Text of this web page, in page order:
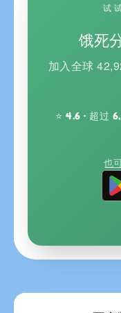
试
饿死
加入全球
⭐ 4.6 · 超过
也